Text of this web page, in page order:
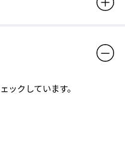
ックしています。